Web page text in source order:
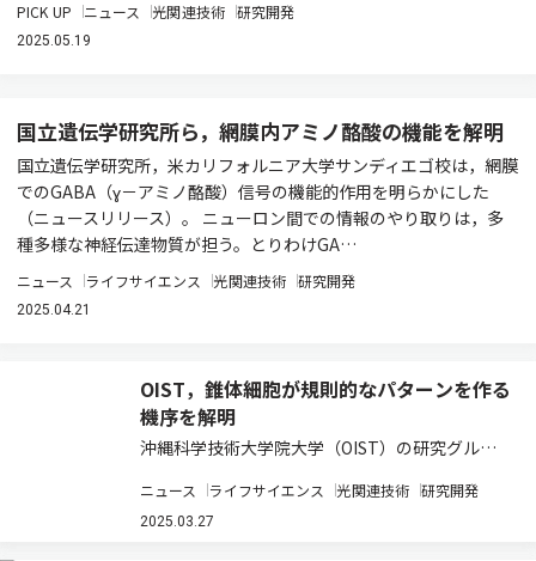
PICK UP ニュース 光関連技術 研究開発
2025.05.19
国立遺伝学研究所ら，網膜内アミノ酪酸の機能を解明
国立遺伝学研究所，米カリフォルニア大学サンディエゴ校は，網膜
でのGABA（ɣ－アミノ酪酸）信号の機能的作用を明らかにした
（ニュースリリース）。 ニューロン間での情報のやり取りは，多
種多様な神経伝達物質が担う。とりわけGA…
ニュース ライフサイエンス 光関連技術 研究開発
2025.04.21
OIST，錐体細胞が規則的なパターンを作る
機序を解明
沖縄科学技術大学院大学（OIST）の研究グルー
細胞において，Dscambと呼ばれるタンパク質が
“自分の仲間を避ける自己回避” をすることで，細
ニュース ライフサイエンス 光関連技術 研究開発
2025.03.27